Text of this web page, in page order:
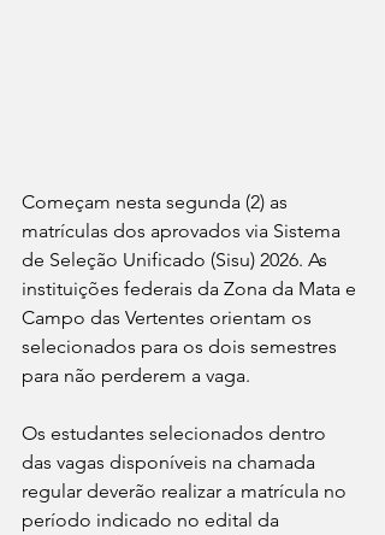
Começam nesta segunda (2) as
matrículas dos aprovados via Sistema
de Seleção Unificado (Sisu) 2026. As
instituições federais da Zona da Mata e
Campo das Vertentes orientam os
selecionados para os dois semestres
para não perderem a vaga.
Os estudantes selecionados dentro
das vagas disponíveis na chamada
regular deverão realizar a matrícula no
período indicado no edital da